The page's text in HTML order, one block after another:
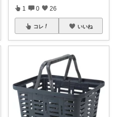
1 0 26
コレ いいね